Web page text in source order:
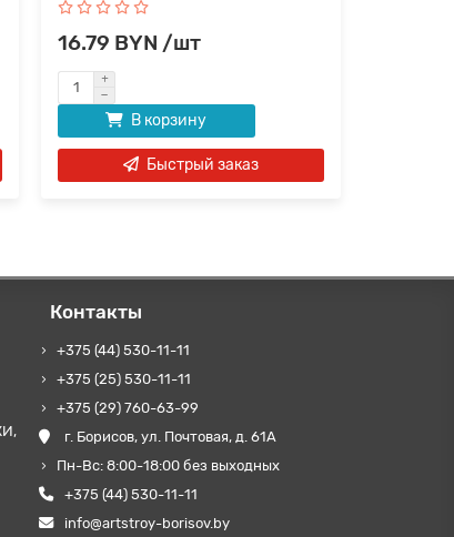
16.79 BYN /шт
В корзину
Быстрый заказ
Контакты
+375 (44) 530-11-11
+375 (25) 530-11-11
+375 (29) 760-63-99
г. Борисов, ул. Почтовая, д. 61А
Пн-Вс: 8:00-18:00 без выходных
+375 (44) 530-11-11
info@artstroy-borisov.by